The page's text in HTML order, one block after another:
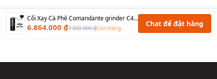
Cối Xay Cà Phê Comandante grinder C40 MK4 Nitro Blade Copper Mountain - Made in Germany
6.864.000 ₫7.800.000 ₫Còn hàng Chat để đặt hàng